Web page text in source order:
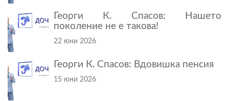
Георги К. Спасов: Нашето
поколение не е такова!
22 юни 2026
Георги К. Спасов: Вдовишка пенсия
15 юни 2026